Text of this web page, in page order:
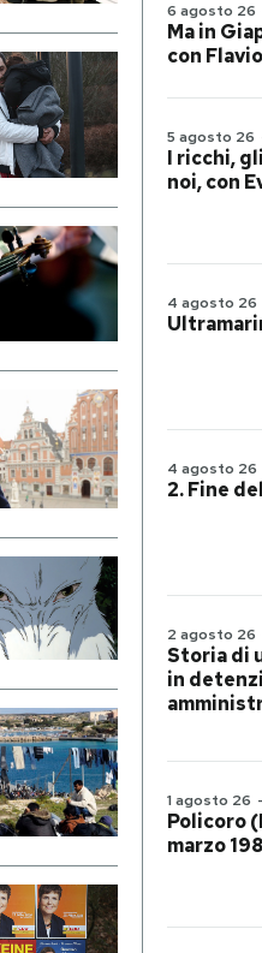
6 agosto 26
Ma in
con
5 agosto 26
I ricchi,
noi, con
4 agosto 26
4 agosto 26
2. Fine
2 agosto 26
Storia di
in
1 agosto 26 -
Policoro
marzo